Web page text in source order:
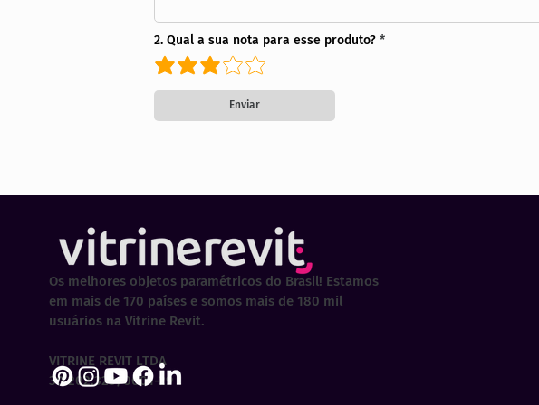
2. Qual a sua nota para esse produto?
Enviar
Os melhores objetos paramétricos do Brasil! Estamos
em mais de 170 países e somos mais de 180 mil
usuários na Vitrine Revit.
VITRINE REVIT LTDA
30.202.323/0001-29